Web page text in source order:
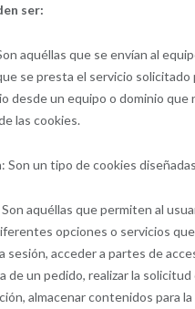
ser:
aquéllas que se envían al
se presta el servicio
desde un equipo o dominio
las cookies.
Son un tipo de cookies
aquéllas que permiten al
opciones o servicios
sesión, acceder a partes de
de un pedido, realizar la
almacenar contenidos para